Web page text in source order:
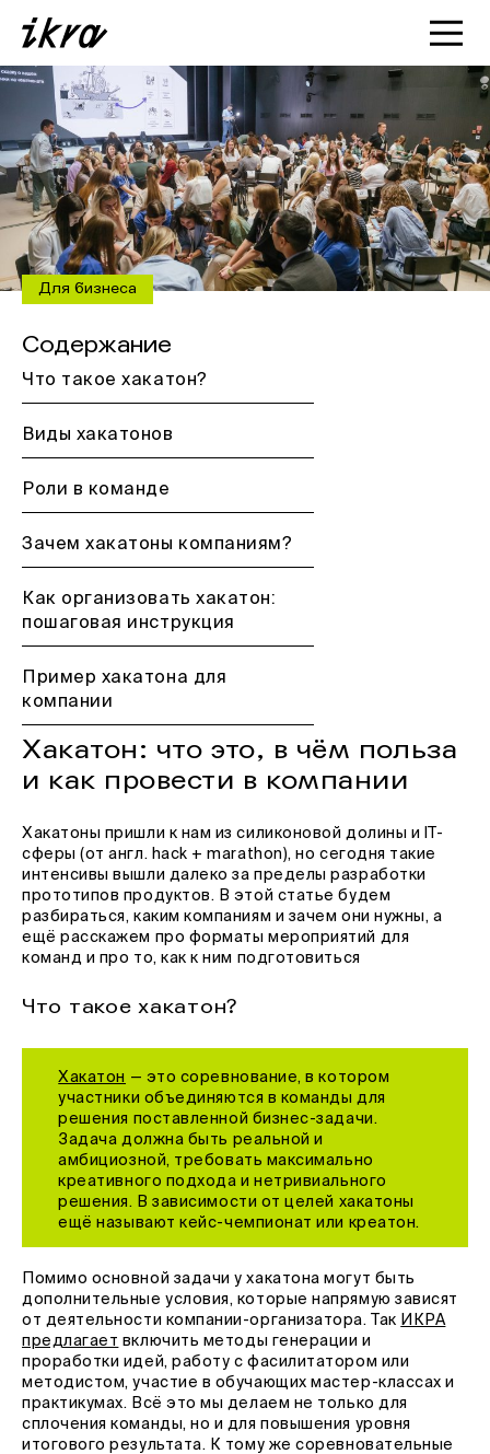
Познакомиться с ИКРОЙ
Статьи
Кейсы
О нас
Для бизнеса
Содержание
Что такое хакатон?
Виды хакатонов
Роли в команде
Зачем хакатоны компаниям?
Как организовать хакатон:
пошаговая инструкция
Пример хакатона для
компании
Хакатон: что это, в чём польза
и как провести в компании
Хакатоны пришли к нам из силиконовой долины и IT-
сферы (от англ. hack + marathon), но сегодня такие
интенсивы вышли далеко за пределы разработки
прототипов продуктов. В этой статье будем
разбираться, каким компаниям и зачем они нужны, а
ещё расскажем про форматы мероприятий для
команд и про то, как к ним подготовиться
Что такое хакатон?
Хакатон — это соревнование, в котором
участники объединяются в команды для
решения поставленной бизнес-задачи.
Задача должна быть реальной и
амбициозной, требовать максимально
креативного подхода и нетривиального
решения. В зависимости от целей хакатоны
ещё называют кейс-чемпионат или креатон.
Помимо основной задачи у хакатона могут быть
дополнительные условия, которые напрямую зависят
от деятельности компании-организатора. Так ИКРА
предлагает включить методы генерации и
проработки идей, работу с фасилитатором или
методистом, участие в обучающих мастер-классах и
практикумах. Всё это мы делаем не только для
сплочения команды, но и для повышения уровня
итогового результата. К тому же соревновательные